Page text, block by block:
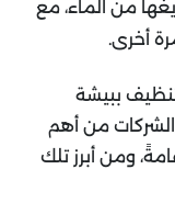
من الماء، مع
أخرى.
ببيشة
من أهم
ومن أبرز تلك